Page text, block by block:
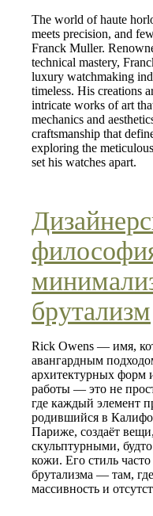
The world of haute
meets precision, and
Franck Muller.
technical mastery,
luxury watchmaking
timeless. His creations
intricate works of art
mechanics and
craftsmanship that
exploring the
set his watches apart.
брутализм
Rick Owens — имя,
авангардным
архитектурных форм
работы — это не
где каждый элемент
родившийся в
Париже, создаёт
скульптурными,
кожи. Его стиль
брутализма — там,
массивность и